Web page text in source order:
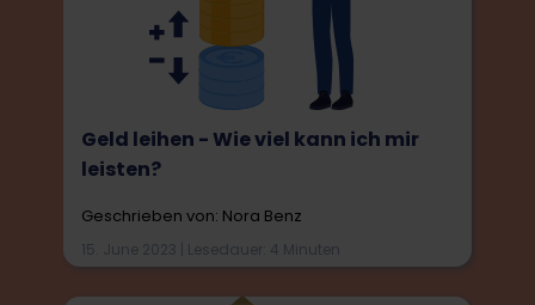
Geld leihen - Wie viel kann ich mir
leisten?
Geschrieben von: Nora Benz
15. June 2023 | Lesedauer: 4 Minuten